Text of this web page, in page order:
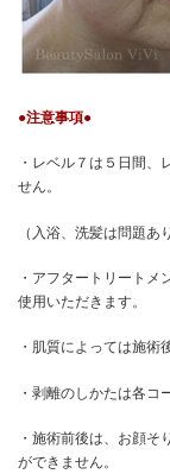
●注意事項●
・レベル７は５日間、
せん。
（入浴、洗髪は問題あ
・アフタートリート
使用いただきます。
・肌質によっては施術
・剥離のしかたは各コ
・施術前後は、お顔
ができません。